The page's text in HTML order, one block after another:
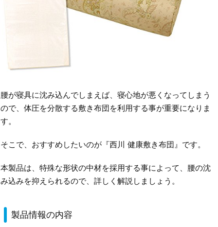
腰が寝具に沈み込んでしまえば、寝心地が悪くなってしまう
ので、体圧を分散する敷き布団を利用する事が重要になりま
す。
そこで、おすすめしたいのが『西川 健康敷き布団』です。
本製品は、特殊な形状の中材を採用する事によって、腰の沈
み込みを抑えられるので、詳しく解説しましょう。
製品情報の内容